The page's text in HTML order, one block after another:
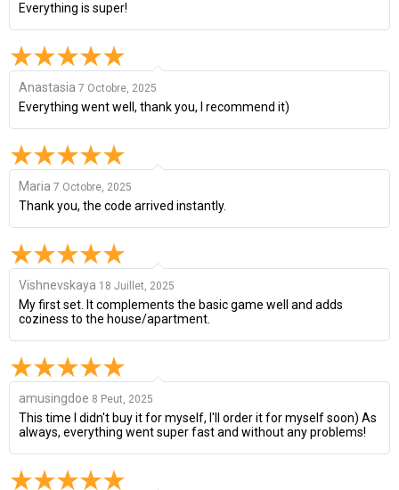
Everything is super!
Anastasia 7 Octobre, 2025
Everything went well, thank you, I recommend it)
Maria 7 Octobre, 2025
Thank you, the code arrived instantly.
Vishnevskaya 18 Juillet, 2025
My first set. It complements the basic game well and adds
coziness to the house/apartment.
amusingdoe 8 Peut, 2025
This time I didn't buy it for myself, I'll order it for myself soon) As
always, everything went super fast and without any problems!